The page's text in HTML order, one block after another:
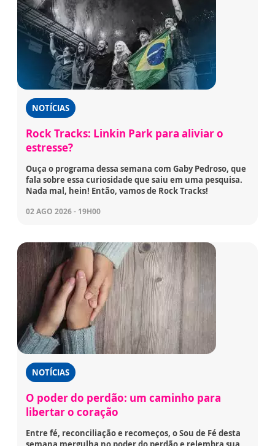
NOTÍCIAS
Rock Tracks: Linkin Park para aliviar o
estresse?
Ouça o programa dessa semana com Gaby Pedroso, que
fala sobre essa curiosidade que saiu em uma pesquisa.
Nada mal, hein! Então, vamos de Rock Tracks!
02 AGO 2026 - 19H00
NOTÍCIAS
O poder do perdão: um caminho para
libertar o coração
Entre fé, reconciliação e recomeços, o Sou de Fé desta